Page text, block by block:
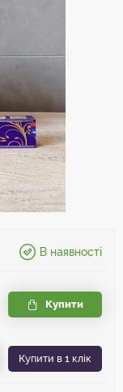
В наявності
Купити
Купити в 1 клік